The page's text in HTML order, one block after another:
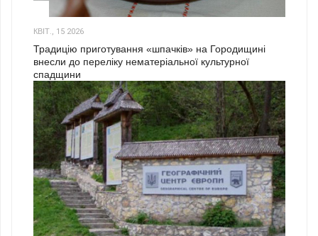
КВІТ., 15 2026
Традицію приготування «шпачків» на Городищині
внесли до переліку нематеріальної культурної
спадщини